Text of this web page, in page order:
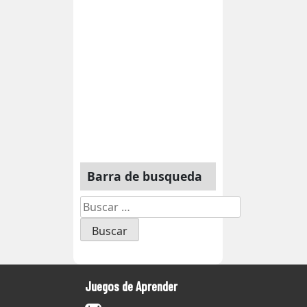
Barra de busqueda
Buscar:
Juegos de Aprender